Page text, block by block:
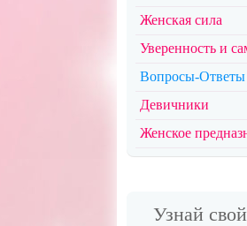
Женская сила
Уверенность и
Вопросы-Ответы
Девичники
Женское
Узнай свой